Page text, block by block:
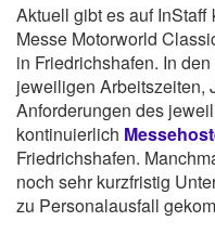
Aktuell gibt es auf
Messe Motorworld
in Friedrichshafen. In
jeweiligen Arbeitszeiten,
Anforderungen des
kontinuierlich
Friedrichshafen.
noch sehr kurzfristig
zu Personalausfall